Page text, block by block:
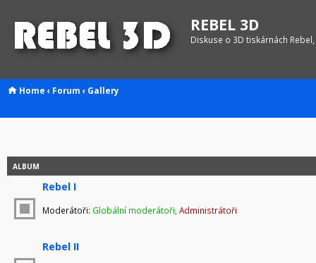
REBEL 3D
Diskuse o 3D tiskárnách
Home ‹ Forum ‹ Gallery
ALBUM
Rebel I
Moderátoři: Globální moderátoři Administrátoři
Rebel II